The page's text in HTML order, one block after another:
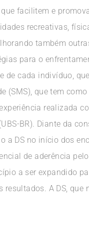
facilitem e
recreativas,
também
para o
de cada indivíduo,
(SMS), que tem
realizada
BR). Diante da
a DS no início dos
de aderência
a ser expandido
A DS, que